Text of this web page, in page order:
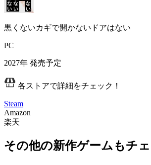
黒くないカギで開かないドアはない
PC
2027年 発売予定
各ストアで詳細をチェック！
Steam
Amazon
楽天
その他の新作ゲームもチェ